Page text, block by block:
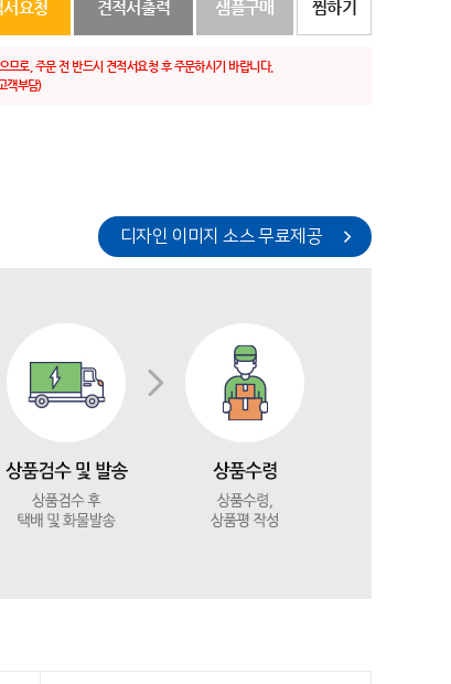
서요청 견적서출력 샘플구매 찜하기
므로, 주문 전 반드시 견적서요청 후 주문하시기 바랍니다.
객부담)
디자인 이미지 소스 무료제공